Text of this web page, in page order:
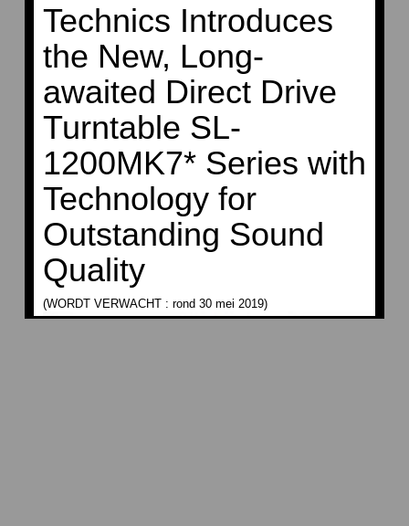
Technics Introduces
the New, Long-
awaited Direct Drive
Turntable SL-
1200MK7* Series with
Technology for
Outstanding Sound
Quality
(WORDT VERWACHT : rond 30 mei 2019)